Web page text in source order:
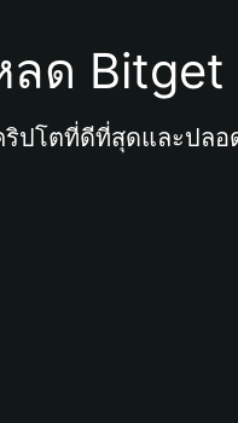
ด Bitget
ปโตที่ดีที่สุดและปล